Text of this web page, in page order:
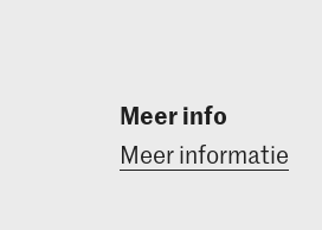
Meer info
Meer informatie